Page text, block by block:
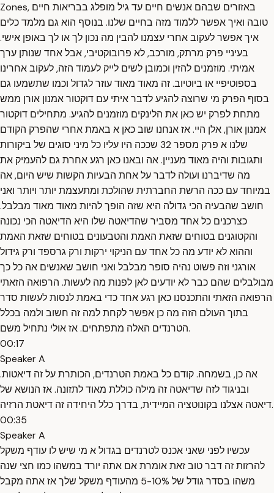
Zones, באזורים שבהם אנשים חיים עד גיל מופלג בבריאות חיים
טובה ואיך אפשר ללמוד מזה בחיים שלנו. בנוסף הוא גם מלמד כלים
איך אפשר לעקוב אחרי עצמנו להבין מה נכון לך או לך באופן אישי.
בעיניי פרק מרתק, מורכב, לא פרובוקטיבי, אבל אחד שנותן ערך
אמיתי. מוזמנים להזין וכמובן לשים לייק לעמוד הזה, לעקוב אחרינו
בספוטיפיי או ביוטיוב. זה מאוד מאוד עוזר לגדול וכמו שתשמעו גם
בסוף הפרק מי שרוצה להגיע לדבר איתי עם דוקטור אמנון אורן ממש
מתחת לפרק יש כאן את הלינקים מוזמנים להגיע. מתחילים דוקטור
אמנון אורן, אלן היי. אז אנחנו שוב כאן א באמת אחרי שהפרק הקודם
שלנו א פרק מספר 32 שככה היו עליו כל מיני סוגים של ביקורות
ותגובות והיה מאוד מעניין. אה ובאנו כאן רגע אחרת גם להעמיק את
מה שדיברנו ועולה לדבר על אחת הבעיות הקשות שיש היום, אה
במיוחד עם ככה הרשת החברתית שהולכת ומתעצמת יותר ויותר ואני
חושב שהבעיה הכי גדולה היא שזה הופך להיות מאוד מאוד מבלבל.
כצרכנים כל אחד מסביר שהדיאטה שלו היא הדיאטה הכי נכונה
והקטוגנים בטוחים שזאת האמת והטבעונים בטוחים שזאת האמת
וההוא לא יודע מה כל אחד עם הניקוי ירקות ורק גרספד ורק גידול
אורגני וזה פשוט נהיה סופר מבלבל ואני חושב שאנשים אה כל כך
מבולבלים שהם כבר לא יודעים לאן לפנות מה לעשות. הרפואה הזאתי
הרפואה הזאתי והתכנסנו כאן רגע אחד כדי באמת לנסות לעשות סדר
בתוך העולם הזה מה כן אפשר לקחת למה זה חשוב ולמה בכלל
הטרנדים האלה מתפתחים. אז אולי נתחיל משם.
00:17
Speaker A
אה כן, בשמחה. קודם כל באמת הטרנדים, הכותרת על זה דיאטות.
ובניגוד לזה שדיאטה זה מילה כוללת מאוד לתזונה. אז הנושא של
דיאטה אצלנו בקונוטציה המיידית, בדרך כלל היחידה זה דיאטת הרזיה.
00:35
Speaker A
עכשיו לפני שאני אכנס לטרנדים בגדול א מי שיש לו עודף משקל
להרזות זה דבר טוב זאת אומרת אם אתה יורד במשהו כמו חצי שנה
משהו בסדר גודל של 5-10% מהעודף משקל שלך אז אתה מקבל